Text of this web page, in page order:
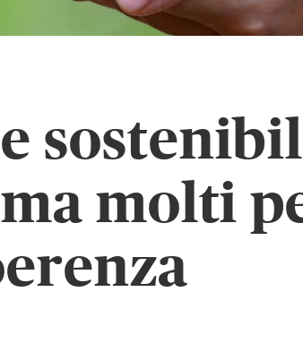
molti